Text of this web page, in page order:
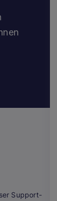
Support-